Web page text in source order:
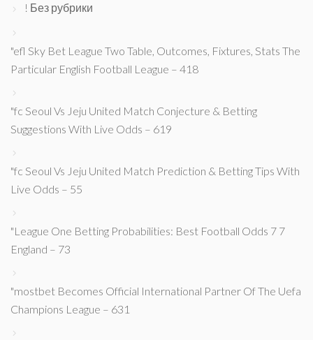
! Без рубрики
"efl Sky Bet League Two Table, Outcomes, Fixtures, Stats The
Particular English Football League – 418
"fc Seoul Vs Jeju United Match Conjecture & Betting
Suggestions With Live Odds – 619
"fc Seoul Vs Jeju United Match Prediction & Betting Tips With
Live Odds – 55
"League One Betting Probabilities: Best Football Odds 7 7
England – 73
"mostbet Becomes Official International Partner Of The Uefa
Champions League – 631